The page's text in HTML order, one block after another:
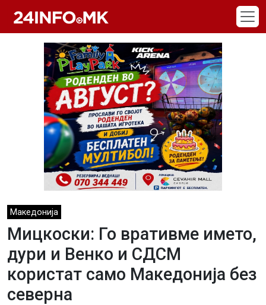
Македонија
Мицкоски: Го вративме името,
дури и Венко и СДСМ
користат само Македонија без
северна